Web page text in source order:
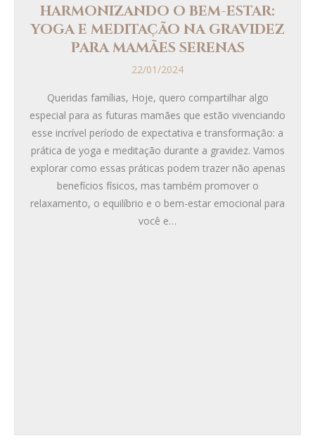
HARMONIZANDO O BEM-ESTAR:
YOGA E MEDITAÇÃO NA GRAVIDEZ
PARA MAMÃES SERENAS
22/01/2024
Queridas famílias, Hoje, quero compartilhar algo
especial para as futuras mamães que estão vivenciando
esse incrível período de expectativa e transformação: a
prática de yoga e meditação durante a gravidez. Vamos
explorar como essas práticas podem trazer não apenas
benefícios físicos, mas também promover o
relaxamento, o equilíbrio e o bem-estar emocional para
você e…